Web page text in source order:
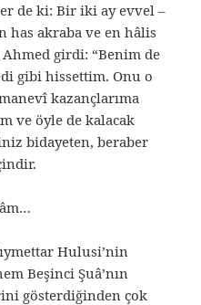
de ki: Bir iki ay evvel –
has akraba ve en hâlis
girdi: “Benim de
gibi hissettim. Onu o
kazançlarıma
ve öyle de kalacak
bidayeten, beraber
Hulusi’nin
Beşinci Şuâ’nın
gösterdiğinden çok